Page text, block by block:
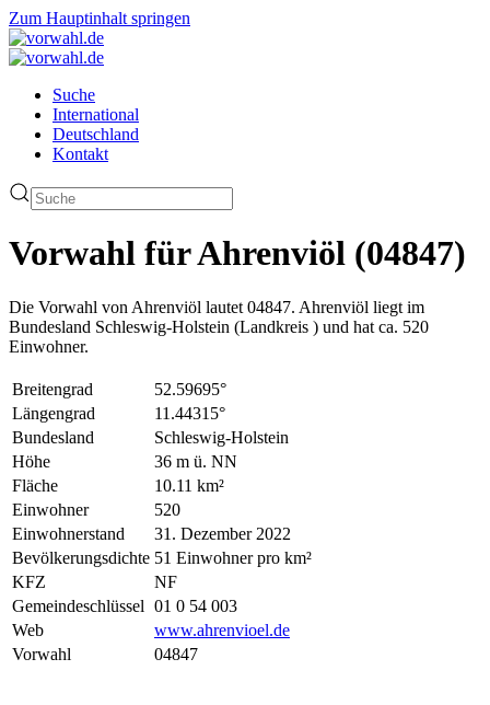
Zum Hauptinhalt springen
Suche
International
Deutschland
Kontakt
Vorwahl für Ahrenviöl (04847)
Die Vorwahl von Ahrenviöl lautet 04847. Ahrenviöl liegt im
Bundesland Schleswig-Holstein (Landkreis ) und hat ca. 520
Einwohner.
Breitengrad
52.59695°
Längengrad
11.44315°
Bundesland
Schleswig-Holstein
Höhe
36 m ü. NN
Fläche
10.11 km²
Einwohner
520
Einwohnerstand
31. Dezember 2022
Bevölkerungsdichte 51 Einwohner pro km²
KFZ
NF
Gemeindeschlüssel 01 0 54 003
Web
www.ahrenvioel.de
Vorwahl
04847